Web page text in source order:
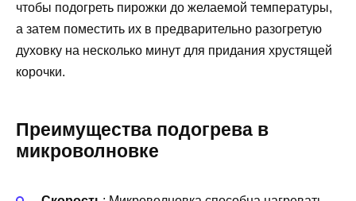
чтобы подогреть пирожки до желаемой температуры,
а затем поместить их в предварительно разогретую
духовку на несколько минут для придания хрустящей
корочки.
Преимущества подогрева в
микроволновке